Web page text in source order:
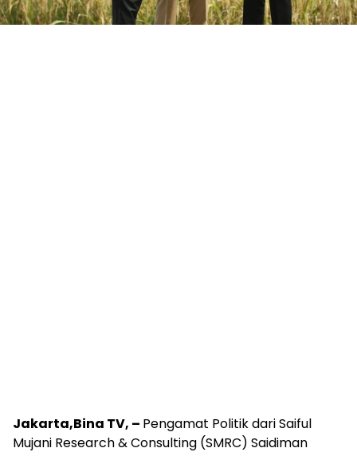
Jakarta,Bina TV, – Pengamat Politik dari Saiful
Mujani Research & Consulting (SMRC) Saidiman